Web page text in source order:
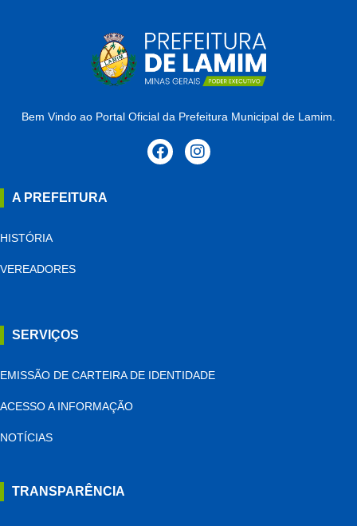
Bem Vindo ao Portal Oficial da Prefeitura Municipal de Lamim.
A PREFEITURA
HISTÓRIA
VEREADORES
SERVIÇOS
EMISSÃO DE CARTEIRA DE IDENTIDADE
ACESSO A INFORMAÇÃO
NOTÍCIAS
TRANSPARÊNCIA